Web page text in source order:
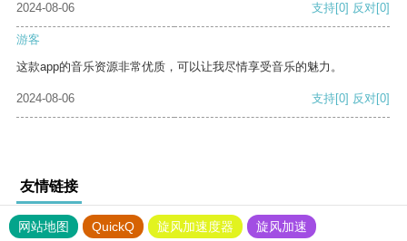
2024-08-06 支持[0] 反对[0]
游客
这款app的音乐资源非常优质，可以让我尽情享受音乐的魅力。
2024-08-06 支持[0] 反对[0]
友情链接
网站地图 QuickQ 旋风加速度器 旋风加速